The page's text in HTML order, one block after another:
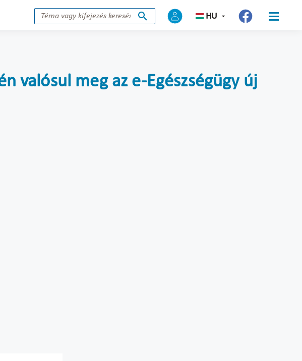
HU
valósul meg az e-Egészségügy új